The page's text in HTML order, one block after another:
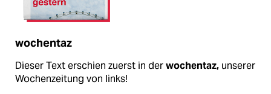
wochentaz
Dieser Text erschien zuerst in derwochentaz, unserer
Wochenzeitung von links!